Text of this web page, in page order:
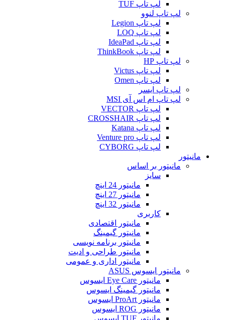
لپ تاپ TUF
لپ تاپ لنوو
لپ تاپ Legion
لپ تاپ LOQ
لپ تاپ IdeaPad
لپ تاپ ThinkBook
لپ تاپ HP
لپ تاپ Victus
لپ تاپ Omen
لپ تاپ ایسر
لپ تاپ ام اس آی MSI
لپ تاپ VECTOR
لپ تاپ CROSSHAIR
لپ تاپ Katana
لپ تاپ Venture pro
لپ تاپ CYBORG
مانیتور
مانیتور بر اساس
سایز
مانیتور 24 اینچ
مانیتور 27 اینچ
مانیتور 32 اینچ
کاربری
مانیتور اقتصادی
مانیتور گیمینگ
مانیتور برنامه نویسی
مانیتور طراحی و ادیت
مانیتور اداری و عمومی
مانیتور ایسوس ASUS
مانیتور Eye Care ایسوس
مانیتور گیمینگ ایسوس
مانیتور ProArt ایسوس
مانیتور ROG ایسوس
مانیتور TUF ایسوس